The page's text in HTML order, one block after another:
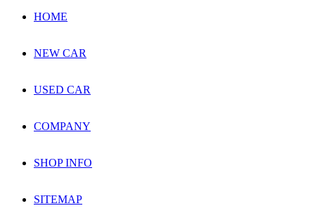
HOME
NEW CAR
USED CAR
COMPANY
SHOP INFO
SITEMAP